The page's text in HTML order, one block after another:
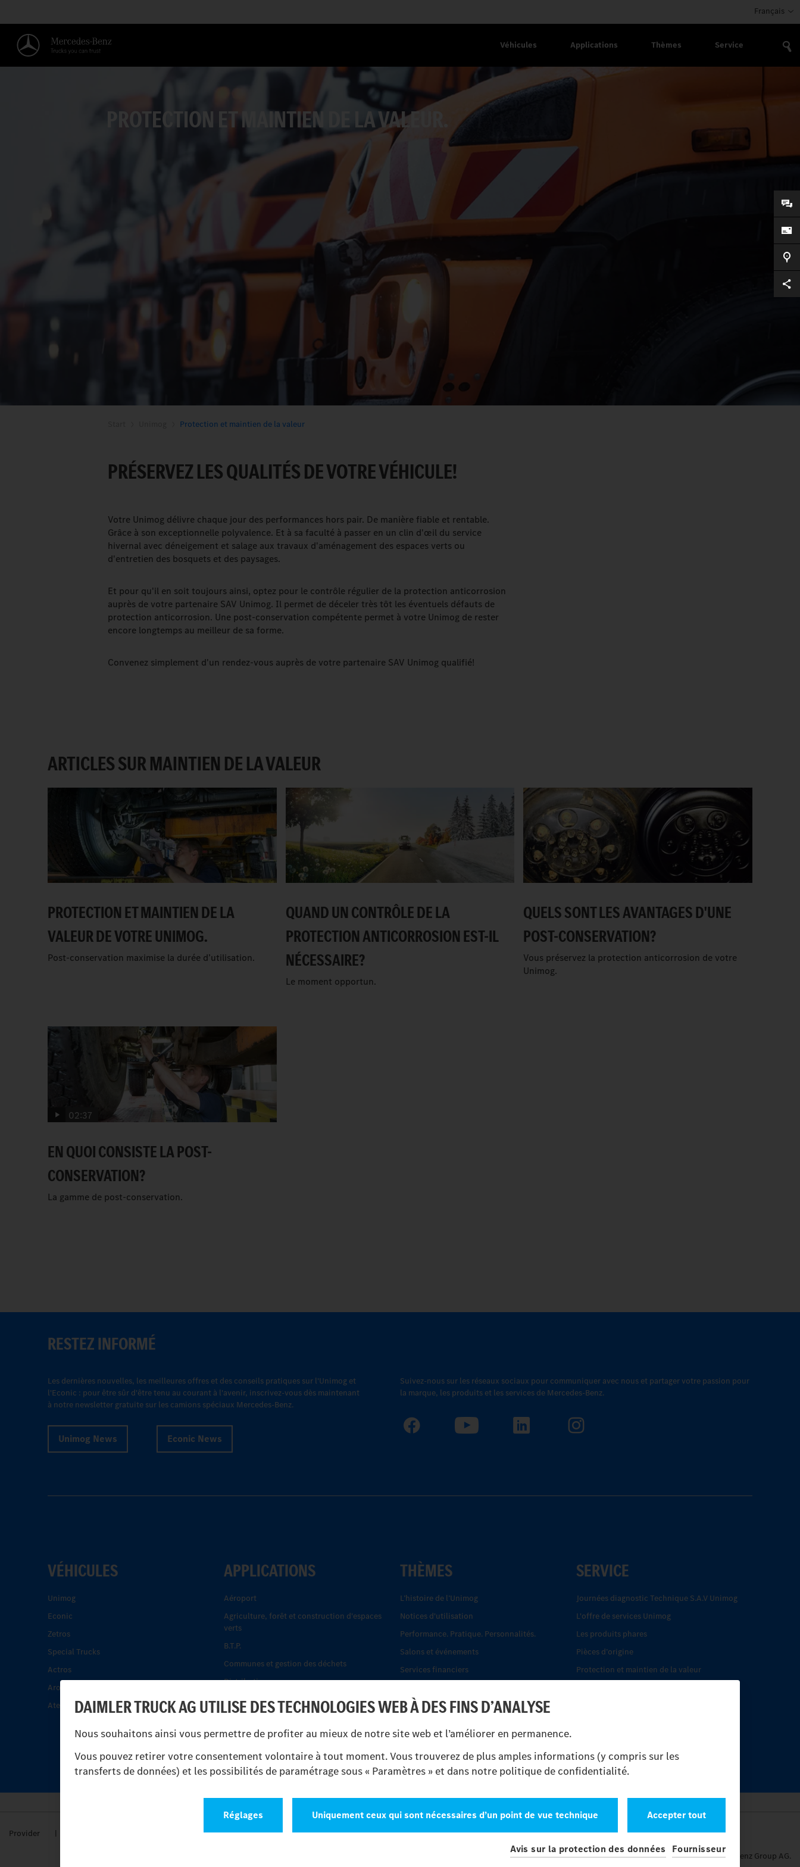
DAIMLER TRUCK AG UTILISE DES TECHNOLOGIES WEB À DES FINS D’ANALYSE
Nous souhaitons ainsi vous permettre de profiter au mieux de notre site web et l’améliorer en permanence.
Vous pouvez retirer votre consentement volontaire à tout moment. Vous trouverez de plus amples informations (y compris sur les
transferts de données) et les possibilités de paramétrage sous « Paramètres » et dans notre politique de confidentialité.
Réglages Uniquement ceux qui sont nécessaires d’un point de vue technique Accepter tout
Avis sur la protection des données Fournisseur
Français
Véhicules Applications Thèmes Service
PROTECTION ET MAINTIEN DE LA VALEUR.
Protection et maintien de la valeur
PRÉSERVEZ LES QUALITÉS DE VOTRE VÉHICULE!
Votre Unimog délivre chaque jour des performances hors pair. De manière fiable et rentable.
Grâce à son exceptionnelle polyvalence. Et à sa faculté à passer en un clin d'œil du service
hivernal avec déneigement et salage aux travaux d'aménagement des espaces verts ou
d'entretien des bosquets et des paysages.
Et pour qu'il en soit toujours ainsi, optez pour le contrôle régulier de la protection anticorrosion
auprès de votre partenaire SAV Unimog. Il permet de déceler très tôt les éventuels défauts de
protection anticorrosion. Une post-conservation compétente permet à votre Unimog de rester
encore longtemps au meilleur de sa forme.
Convenez simplement d'un rendez-vous auprès de votre partenaire SAV Unimog qualifié!
ARTICLES SUR MAINTIEN DE LA VALEUR
PROTECTION ET MAINTIEN DE LA
VALEUR DE VOTRE UNIMOG.
Post-conservation maximise la durée d’utilisation.
QUAND UN CONTRÔLE DE LA
PROTECTION ANTICORROSION EST-IL
NÉCESSAIRE?
Le moment opportun.
QUELS SONT LES AVANTAGES D'UNE
POST-CONSERVATION?
Vous préservez la protection anticorrosion de votre
Unimog.
02:37
EN QUOI CONSISTE LA POST-
CONSERVATION?
La gamme de post-conservation.
RESTEZ INFORMÉ
Les dernières nouvelles, les meilleures offres et des conseils pratiques sur l'Unimog et
l'Econic : pour être sûr d'être tenu au courant à l'avenir, inscrivez-vous dès maintenant
à notre newsletter gratuite sur les camions spéciaux Mercedes-Benz.
Unimog News Econic News
Suivez-nous sur les réseaux sociaux pour communiquer avec nous et partager votre passion pour
la marque, les produits et les services de Mercedes-Benz.
VÉHICULES
Unimog
Econic
Zetros
Special Trucks
Actros
Arocs.
Atego.
APPLICATIONS
Aéroport
Agriculture, forêt et construction d'espaces
verts
B.T.P.
Communes et gestion des déchets
Distribution.
Énergie
Pompiers et protection civile
Rail-route
THÈMES
L’histoire de l’Unimog
Notices d'utilisation
Performance. Pratique. Personnalités.
Salons et événements
Services financiers
Trouver un partenaire
SERVICE
Journées diagnostic Technique S.A.V Unimog
L'offre de services Unimog
Les produits phares
Pièces d’origine
Protection et maintien de la valeur
Provider Cookies Protection des données
Paramètres
© 2026 Daimler Truck AG. Tous les droits sont réservés.
et Mercedes-Benz sont des marques deMercedes-Benz Group AG.